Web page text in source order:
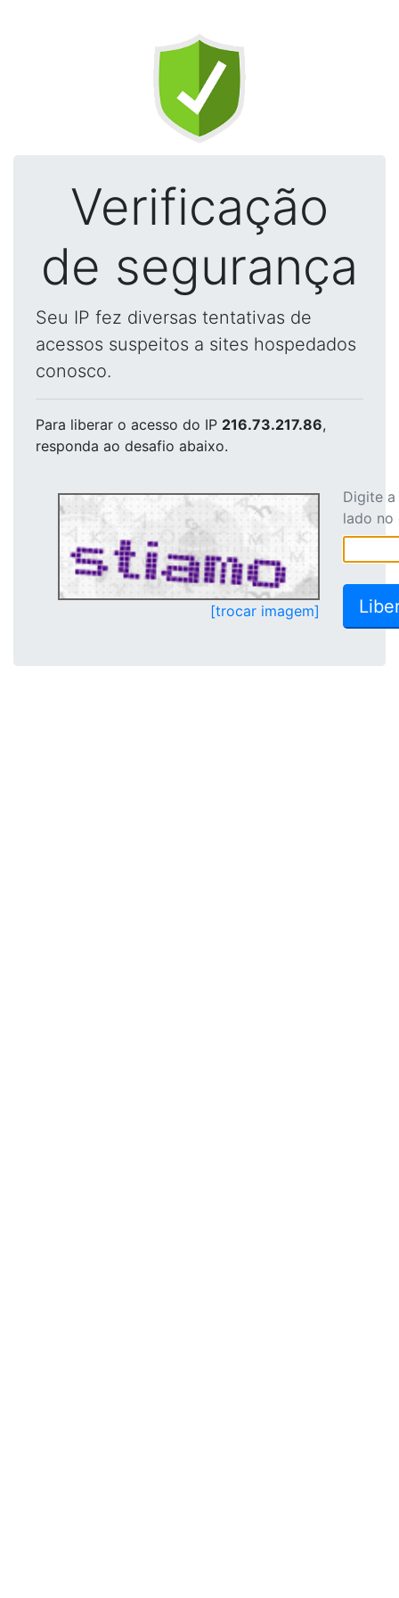
Verificação
de segurança
Seu IP fez diversas tentativas de
acessos suspeitos a sites hospedados
conosco.
Para liberar o acesso do IP 216.73.217.86,
responda ao desafio abaixo.
[trocar imagem]
Digite
lado no